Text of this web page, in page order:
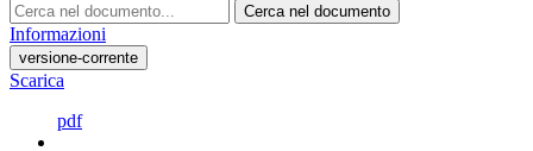
Cerca nel documento
Informazioni
versione-corrente
Scarica
pdf